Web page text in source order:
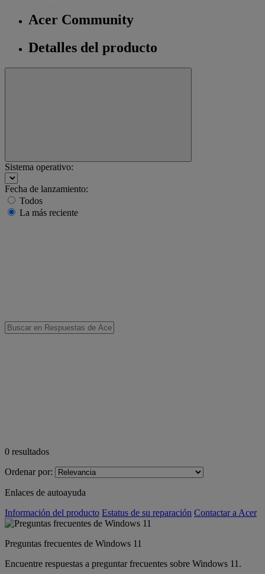
Acer Community
Detalles del producto
Sistema operativo:
Fecha de lanzamiento:
Todos
La más reciente
0 resultados
Ordenar por:
Enlaces de autoayuda
Información del producto Estatus de su reparación Contactar a Acer
Preguntas frecuentes de Windows 11
Encuentre respuestas a preguntar frecuentes sobre Windows 11.